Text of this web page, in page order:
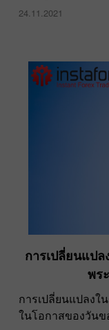
24.11.2021
การเปลี่ยนแป
พร
การเปลี่ยนแปลงใ
ในโอกาสของวัน